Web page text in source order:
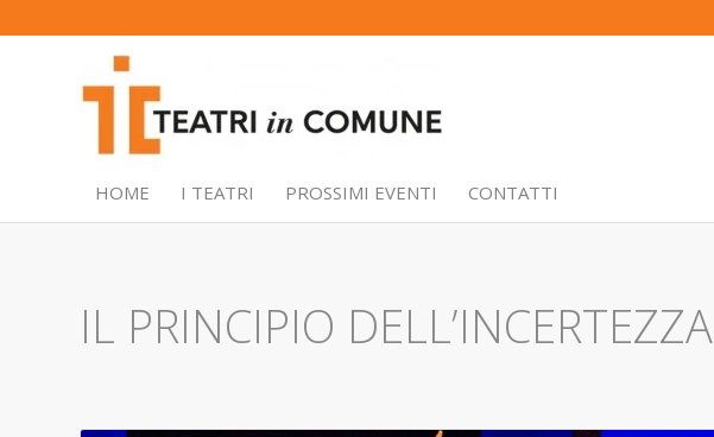
HOME I TEATRI PROSSIMI EVENTI CONTATTI
IL PRINCIPIO DELL’INCERTEZZA